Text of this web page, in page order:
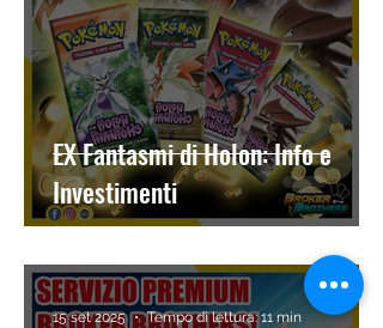
EX Fantasmi di Holon: Info e
Investimenti
15 set 2025 Tempo di lettura: 11 min